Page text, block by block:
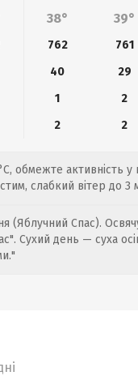
38° 39°
762 761
40 29
1 2
2 2
обмежте активність у
слабкий вітер до 3
(Яблучний Спас).
Сухий день — суха